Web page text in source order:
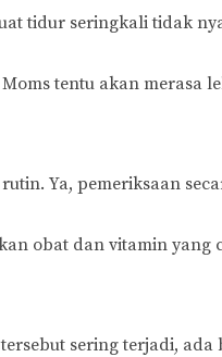
tidur seringkali tidak
tentu akan merasa
Ya, pemeriksaan
obat dan vitamin yang
sering terjadi,